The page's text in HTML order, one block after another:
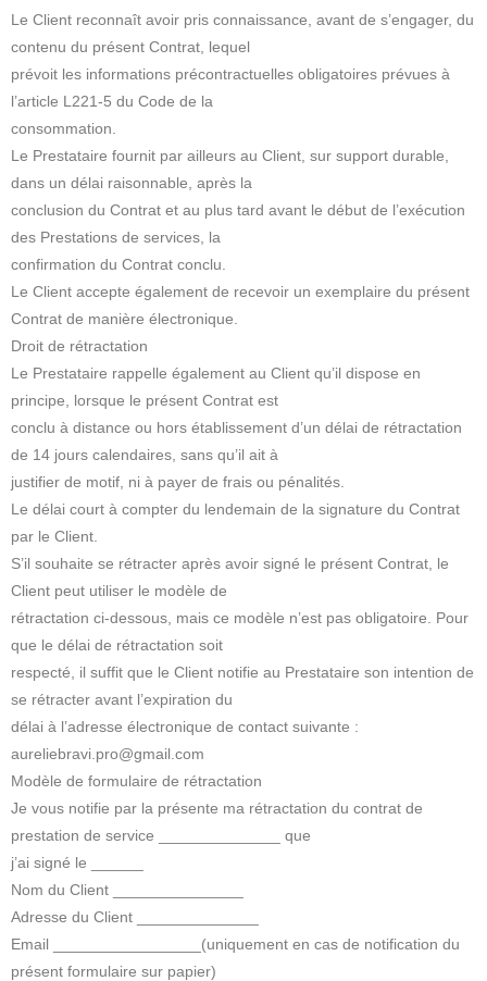
Le Client reconnaît avoir pris connaissance, avant de s’engager, du
contenu du présent Contrat, lequel
prévoit les informations précontractuelles obligatoires prévues à
l’article L221-5 du Code de la
consommation.
Le Prestataire fournit par ailleurs au Client, sur support durable,
dans un délai raisonnable, après la
conclusion du Contrat et au plus tard avant le début de l’exécution
des Prestations de services, la
confirmation du Contrat conclu.
Le Client accepte également de recevoir un exemplaire du présent
Contrat de manière électronique.
Droit de rétractation
Le Prestataire rappelle également au Client qu’il dispose en
principe, lorsque le présent Contrat est
conclu à distance ou hors établissement d’un délai de rétractation
de 14 jours calendaires, sans qu’il ait à
justifier de motif, ni à payer de frais ou pénalités.
Le délai court à compter du lendemain de la signature du Contrat
par le Client.
S’il souhaite se rétracter après avoir signé le présent Contrat, le
Client peut utiliser le modèle de
rétractation ci-dessous, mais ce modèle n’est pas obligatoire. Pour
que le délai de rétractation soit
respecté, il suffit que le Client notifie au Prestataire son intention de
se rétracter avant l’expiration du
délai à l’adresse électronique de contact suivante :
aureliebravi.pro@gmail.com
Modèle de formulaire de rétractation
Je vous notifie par la présente ma rétractation du contrat de
prestation de service ______________ que
j’ai signé le ______
Nom du Client _______________
Adresse du Client ______________
Email _________________(uniquement en cas de notification du
présent formulaire sur papier)